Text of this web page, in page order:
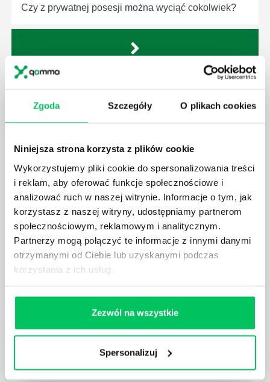
Zgoda Szczegóły O plikach cookies
Niniejsza strona korzysta z plików cookie
Wykorzystujemy pliki cookie do spersonalizowania treści
i reklam, aby oferować funkcje społecznościowe i
analizować ruch w naszej witrynie. Informacje o tym, jak
korzystasz z naszej witryny, udostępniamy partnerom
społecznościowym, reklamowym i analitycznym.
Partnerzy mogą połączyć te informacje z innymi danymi
otrzymanymi od Ciebie lub uzyskanymi podczas
korzystania z ich usług.
Zezwól na wszystkie
Spersonalizuj
Czy z prywatnej posesji można wyciąć cokolwiek?
Prawo wodne to dość skomplikowane prawo w
ustawodawstwie polskim. Na czym dokładniej ono
egzekwowanie prawa wodnego? Na te pytania
GDZIE MOŻEMY ZAPOZNAĆ SIĘ Z
WYMAGANIAMI NORM JAKOŚCI WYROBÓW
MEDYCZNYCH?
społeczeństwa wprowadzane jest coraz więcej reguł,
które mają za zadanie poprawić poszczególne
będą zobowiązane przestrzegać zasad, których
wprowadzenie dąży do ujednolicenia jakości